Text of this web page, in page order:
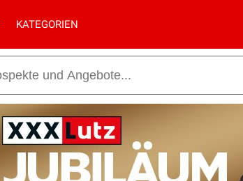
KATEGORIEN